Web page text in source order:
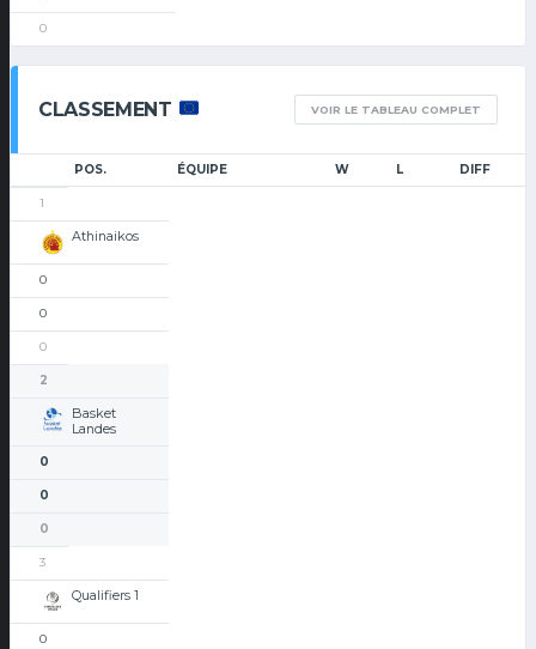
0
CLASSEMENT VOIR LE TABLEAU COMPLET
POS. ÉQUIPE W L DIFF
1
Athinaikos
0
0
0
2
Basket
Landes
0
0
0
3
Qualifiers 1
0